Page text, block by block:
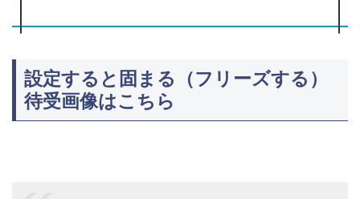
設定すると固まる（フリーズする）
待受画像はこちら